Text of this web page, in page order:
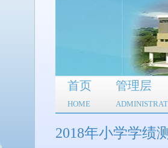
首页
HOME
管理层
2018年小学学绩